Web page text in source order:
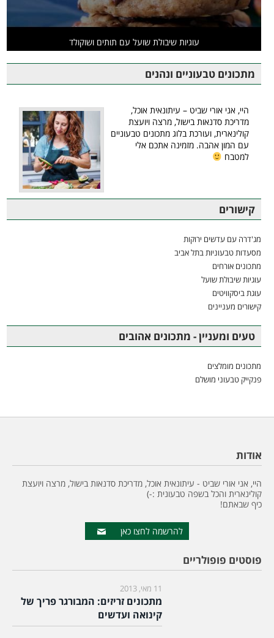
עוגיות שיבולת שועל עם תותים ושוקולד
מתכונים טבעוניים ונהנים
היי, אני אורי שביט – עיתונאית אוכל,
מדריכת סדנאות בישול, מרצה ויועצת
קולינארית, ועורכת בלוג מתכונים טבעוניים
עם המון אהבה. מזמינה אתכם אלי
למטבח
קישורים
מג'דרה עם עדשים ירוקות
מסעדות טבעוניות בתל אביב
מתכונים אורחים
עוגיות שיבולת שועל
עוגת ביסקוויטים
קישורים מעניינים
טעים ומעניין - מתכונים אהובים
מתכונים מומלצים
פנקייק טבעוני מושלם
אודות
היי, אני אורי שביט - עיתונאית אוכל, מדריכת סדנאות בישול, מרצה ויועצת
קולינארית והכל בשפה טבעונית :-)
כיף שבאתם!
להרשמה לחצו כאן
פוסטים פופולריים
11 מאי, 2013
מתכונים זריזים: המבורגר פריך של
קינואה ועדשים